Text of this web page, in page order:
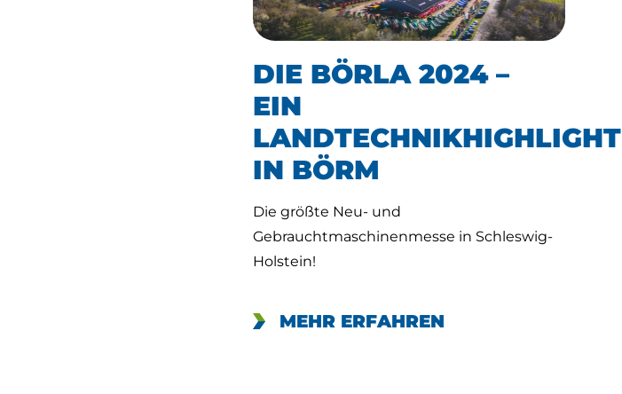
DIE BÖRLA 2024 –
EIN
LANDTECHNIKHIGHLIGHT
IN BÖRM
Die größte Neu- und
Gebrauchtmaschinenmesse in Schleswig-
Holstein!
MEHR ERFAHREN